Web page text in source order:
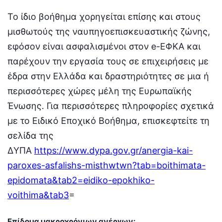
Το ίδιο βοήθημα χορηγείται επίσης και στους
μισθωτούς της ναυπηγοεπισκευαστικής ζώνης,
εφόσον είναι ασφαλισμένοι στον e-ΕΦΚΑ και
παρέχουν την εργασία τους σε επιχειρήσεις με
έδρα στην Ελλάδα και δραστηριότητες σε μια ή
περισσότερες χώρες μέλη της Ευρωπαϊκής
Ένωσης. Για περισσότερες πληροφορίες σχετικά
με το Ειδικό Εποχικό Βοήθημα, επισκεφτείτε τη
σελίδα της
ΔΥΠΑ https://www.dypa.gov.gr/anergia-kai-
paroxes-asfalishs-misthwtwn?tab=boithimata-
epidomata&tab2=eidiko-epokhiko-
voithima&tab3=